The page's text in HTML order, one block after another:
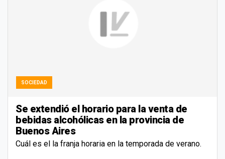
SOCIEDAD
Se extendió el horario para la venta de
bebidas alcohólicas en la provincia de
Buenos Aires
Cuál es el la franja horaria en la temporada de verano.